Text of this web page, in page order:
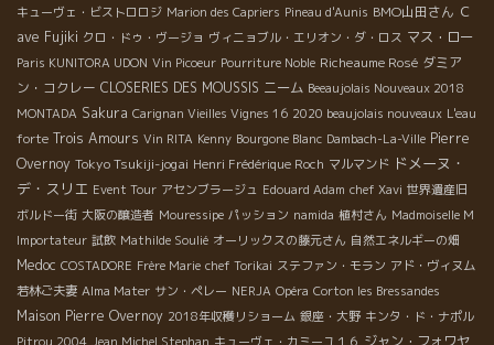
キューヴェ・ビストロロジ Marion des Capriers Pineau d'Aunis BMO山田さん Ｃ
ave Fujiki クロ・ドゥ・ヴージョ ヴィニョブル・エリオン・ダ・ロス マス・ロー
Paris KUNITORA UDON Vin Picoeur Pourriture Noble Richeaume Rosé ダミア
ン・コクレー CLOSERIES DES MOUSSIS ニーム Beeaujolais Nouveaux 2018
MONTADA Sakura Carignan Vieilles Vignes 16 2020 beaujolais nouveaux L'eau
forte Trois Amours Vin RITA Kenny Bourgone Blanc Dambach-La-Ville Pierre
Overnoy Tokyo Tsukiji-jogai Henri Frédérique Roch マルマンド ドメーヌ・
デ・スリエ Event Tour アセンブラージュ Edouard Adam chef Xavi 世界遺産旧
ボルドー街 大阪の醸造者 Mouressipe パッション namida 植村さん Madmoiselle M
Importateur 試飲 Mathilde Soulié オーリックスの藤元さん 自然エネルギーの畑
Medoc COSTADORE Frère Marie chef Torikai ステファン・モラン アド・ヴィヌム
若林ご夫妻 Alma Mater サン・ペレー NERJA Opéra Corton les Bressandes
Maison Pierre Overnoy 2018年収穫リショーム 銀座・大野 キンタ・ド・ナポル
ジャン・フォワヤ